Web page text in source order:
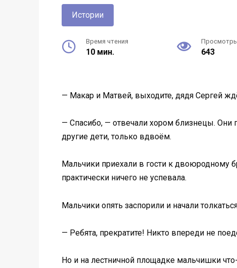
Истории
Время чтения
10 мин. 643
— Макар и Матвей, выходите, дядя Сергей
— Спасибо, — отвечали хором близнецы. Они
другие дети, только вдвоём.
Мальчики приехали в гости к двоюродному
практически ничего не успевала.
Мальчики опять заспорили и начали
— Ребята, прекратите! Никто впереди не
Но и на лестничной площадке мальчишки